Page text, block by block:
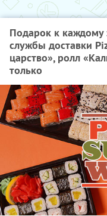
Подарок к каждому
службы доставки
царство», ролл
только